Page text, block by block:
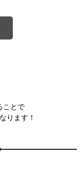
ことで
ります！